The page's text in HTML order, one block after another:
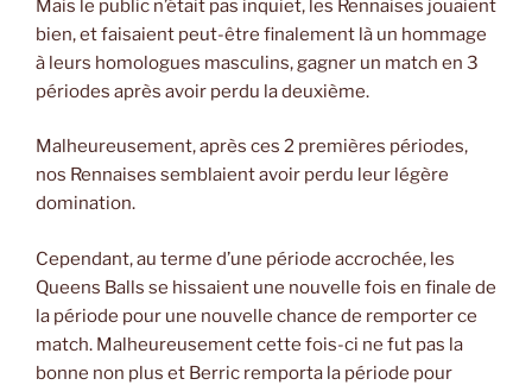
Mais le public n’était pas inquiet, les Rennaises jouaient
bien, et faisaient peut-être finalement là un hommage
à leurs homologues masculins, gagner un match en 3
périodes après avoir perdu la deuxième.
Malheureusement, après ces 2 premières périodes,
nos Rennaises semblaient avoir perdu leur légère
domination.
Cependant, au terme d’une période accrochée, les
Queens Balls se hissaient une nouvelle fois en finale de
la période pour une nouvelle chance de remporter ce
match. Malheureusement cette fois-ci ne fut pas la
bonne non plus et Berric remporta la période pour